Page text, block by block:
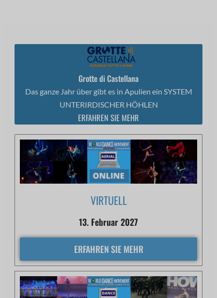
Grotte di Castellana
Das ganze Jahr über gibt es in Apulien ein SYSTEM
UNTERIRDISCHER HÖHLEN
ERFAHREN SIE MEHR
VIRTUELL
13. Februar 2027
ERFAHREN SIE MEHR